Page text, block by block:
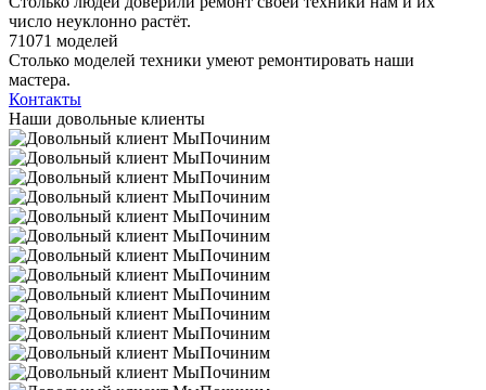
число неуклонно растёт.
71071 моделей
Столько моделей техники умеют ремонтировать наши
мастера.
Контакты
Наши довольные клиенты